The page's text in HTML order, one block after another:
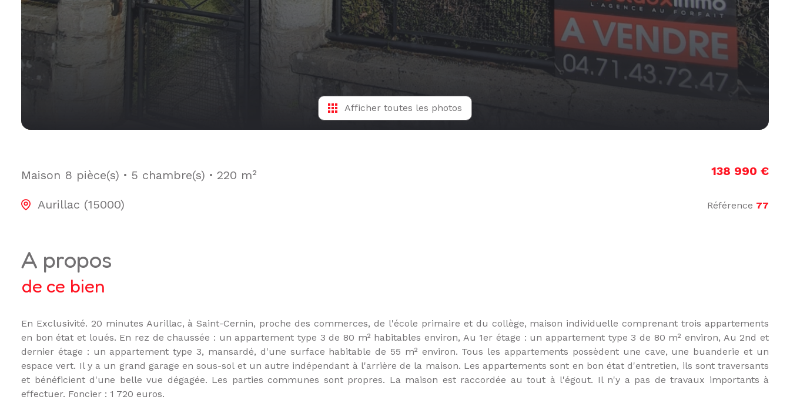
Afficher toutes les photos
Maison 8 pièce(s) 5 chambre(s) 220 m²
Aurillac (15000)
138 990 €
Référence 77
a propos
de ce bien
En Exclusivité. 20 minutes Aurillac, à Saint-Cernin, proche des commerces, de l'école primaire et du collège, maison individuelle comprenant trois appartements
en bon état et loués. En rez de chaussée : un appartement type 3 de 80 m² habitables environ, Au 1er étage : un appartement type 3 de 80 m² environ, Au 2nd et
dernier étage : un appartement type 3, mansardé, d'une surface habitable de 55 m² environ. Tous les appartements possèdent une cave, une buanderie et un
espace vert. Il y a un grand garage en sous-sol et un autre indépendant à l'arrière de la maison. Les appartements sont en bon état d'entretien, ils sont traversants
et bénéficient d'une belle vue dégagée. Les parties communes sont propres. La maison est raccordée au tout à l'égout. Il n'y a pas de travaux importants à
effectuer. Foncier : 1 720 euros.